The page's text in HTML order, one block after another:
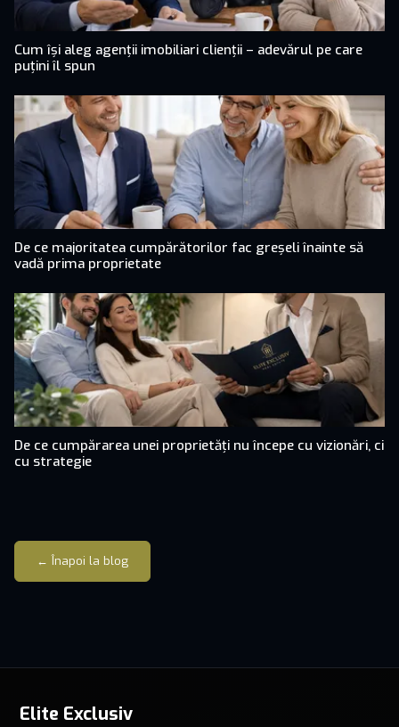
Cum își aleg agenții imobiliari clienții – adevărul pe care
puțini îl spun
De ce majoritatea cumpărătorilor fac greșeli înainte să
vadă prima proprietate
De ce cumpărarea unei proprietăți nu începe cu vizionări, ci
cu strategie
← Înapoi la blog
Elite Exclusiv